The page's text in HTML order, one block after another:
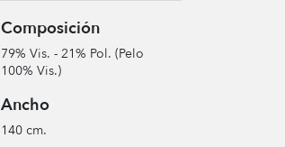
Composición
79% Vis. - 21% Pol. (Pelo
100% Vis.)
Ancho
140 cm.